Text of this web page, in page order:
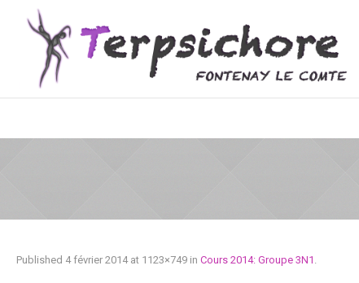
Published 4 février 2014at 1123×749 in Cours 2014: Groupe 3N1 .